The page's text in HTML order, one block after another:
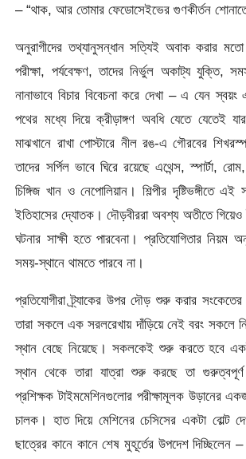
– “থাক, আর তোমার ফেডোসেইভের গুণকীর্তন
অনুরাগীদের তথ্যানুসন্ধান সত্যিই অবাক করার
পরীক্ষা, পর্যবেক্ষণ, তাদের নির্ভুল অকাট্য যুক্তি,
নানাভাবে বিচার বিবেচনা করে দেখা – এ যেন স্বয়ং
পথের মধ্যে দিয়ে ক্রীড়াঙ্গণ অবধি যেতে যেতেই
মাঝখানে রাখা পোস্টারে নীল রঙ-এ গৌরবের
তাদের সর্পিল ভাবে ঘিরে রয়েছে এথেন্স, স্পার্টা, রোম,
চিঙ্গিজ খান ও নেপোলিয়ান। শিল্পীর দৃষ্টিভঙ্গীতে
ইতিহাসের দ্যোতক। দৌড়বীররা অবশ্য অতীতে
ঘটনার সাক্ষী হতে পারবেনা। প্রতিযোগিতার নিয়ম
সময়-স্থানে থামতে পারবে না।
প্রতিযোগীরা ট্র্যাকের উপর দৌড় শুরু করার
তারা সকলে এক সরলরেখায় দাঁড়িয়ে নেই বরং সকলে
স্থান বেছে নিয়েছে। সকলকেই শুরু করতে হবে
স্থান থেকে তারা যাত্রা শুরু করছে তা
প্রশিক্ষক টাইমমেশিনগুলোর পরীক্ষামূলক উড়ানের
চালক। হাত দিয়ে মেশিনের চেসিসের একটা বোল্ট
ছাত্রের কানে কানে শেষ মুহূর্তের উপদেশ দিচ্ছিলেন